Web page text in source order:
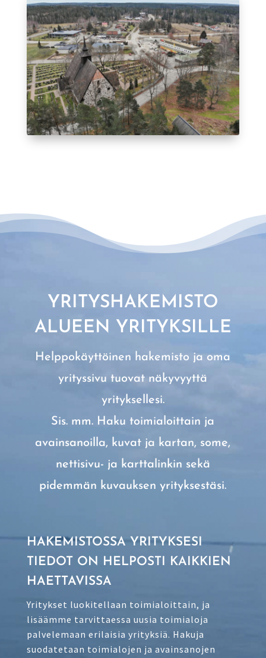
YRITYSHAKEMISTO
ALUEEN YRITYKSILLE
Helppokäyttöinen hakemisto ja oma
yrityssivu tuovat näkyvyyttä
yrityksellesi.
Sis. mm. Haku toimialoittain ja
avainsanoilla, kuvat ja kartan, some,
nettisivu- ja karttalinkin sekä
pidemmän kuvauksen yrityksestäsi.
HAKEMISTOSSA YRITYKSESI
TIEDOT ON HELPOSTI KAIKKIEN
HAETTAVISSA
Yritykset luokitellaan toimialoittain, ja
lisäämme tarvittaessa uusia toimialoja
palvelemaan erilaisia yrityksiä. Hakuja
suodatetaan toimialojen ja avainsanojen